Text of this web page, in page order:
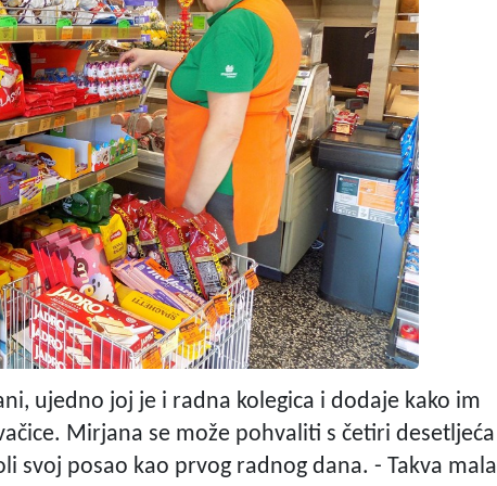
ujedno joj je i radna kolegica i dodaje kako im
Mirjana se može pohvaliti s četiri desetljeća
svoj posao kao prvog radnog dana. - Takva mala